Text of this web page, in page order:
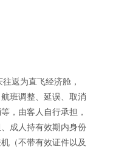
返为直飞经济舱，
班调整、延误、取消
，由客人自行承担，
成人持有效期内身份
（不带有效证件以及